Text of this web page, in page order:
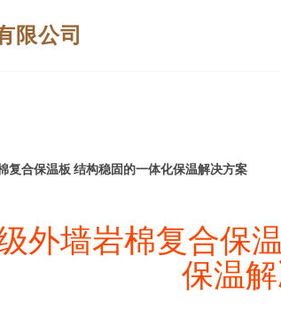
限公司
复合保温板 结构稳固的一体化保温解决方案
外墙岩棉复合保
保温